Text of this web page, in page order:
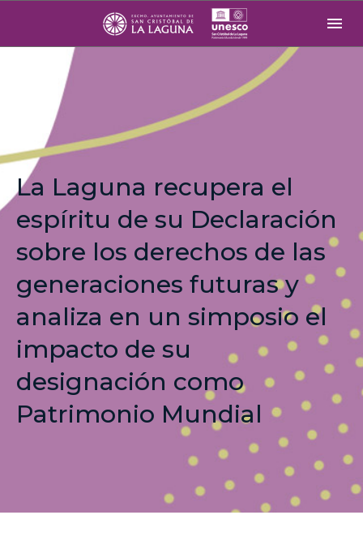
La Laguna recupera el
espíritu de su Declaración
sobre los derechos de las
generaciones futuras y
analiza en un simposio el
impacto de su
designación como
Patrimonio Mundial